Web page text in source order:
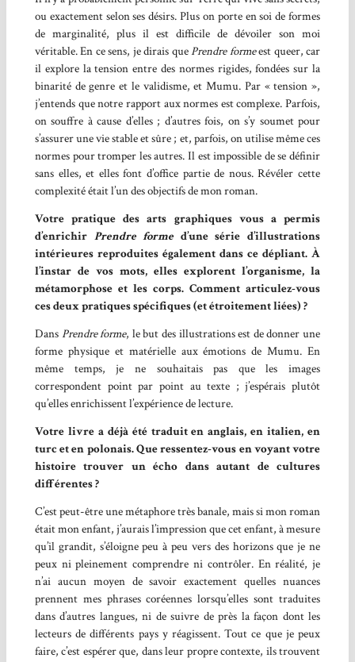
ou exactement selon ses désirs. Plus on porte en soi de formes
de marginalité, plus il est difficile de dévoiler son moi
véritable. En ce sens, je dirais quePrendre formeest queer, car
il explore la tension entre des normes rigides, fondées sur la
binarité de genre et le validisme, et Mumu. Par « tension »,
j’entends que notre rapport aux normes est complexe. Parfois,
on souffre à cause d’elles ; d’autres fois, on s’y soumet pour
s’assurer une vie stable et sûre ; et, parfois, on utilise même ces
normes pour tromper les autres. Il est impossible de se définir
sans elles, et elles font d’office partie de nous. Révéler cette
complexité était l’un des objectifs de mon roman.
Votre pratique des arts graphiques vous a permis
d’enrichir Prendre forme d’une série d’illustrations
intérieures reproduites également dans ce dépliant. À
l’instar de vos mots, elles explorent l’organisme, la
métamorphose et les corps. Comment articulez-vous
ces deux pratiques spécifiques (et étroitement liées) ?
Dans Prendre forme, le but des illustrations est de donner une
forme physique et matérielle aux émotions de Mumu. En
même temps, je ne souhaitais pas que les images
correspondent point par point au texte ; j’espérais plutôt
qu’elles enrichissent l’expérience de lecture.
Votre livre a déjà été traduit en anglais, en italien, en
turc et en polonais. Que ressentez-vous en voyant votre
histoire trouver un écho dans autant de cultures
différentes ?
C’est peut-être une métaphore très banale, mais si mon roman
était mon enfant, j’aurais l’impression que cet enfant, à mesure
qu’il grandit, s’éloigne peu à peu vers des horizons que je ne
peux ni pleinement comprendre ni contrôler. En réalité, je
n’ai aucun moyen de savoir exactement quelles nuances
prennent mes phrases coréennes lorsqu’elles sont traduites
dans d’autres langues, ni de suivre de près la façon dont les
lecteurs de différents pays y réagissent. Tout ce que je peux
faire, c’est espérer que, dans leur propre contexte, ils trouvent